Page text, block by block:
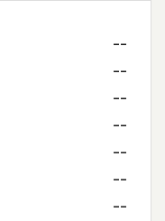
--
--
--
--
--
--
--